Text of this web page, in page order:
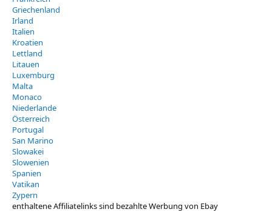
Griechenland
Irland
Italien
Kroatien
Lettland
Litauen
Luxemburg
Malta
Monaco
Niederlande
Österreich
Portugal
San Marino
Slowakei
Slowenien
Spanien
Vatikan
Zypern
enthaltene Affiliatelinks sind bezahlte Werbung von Ebay